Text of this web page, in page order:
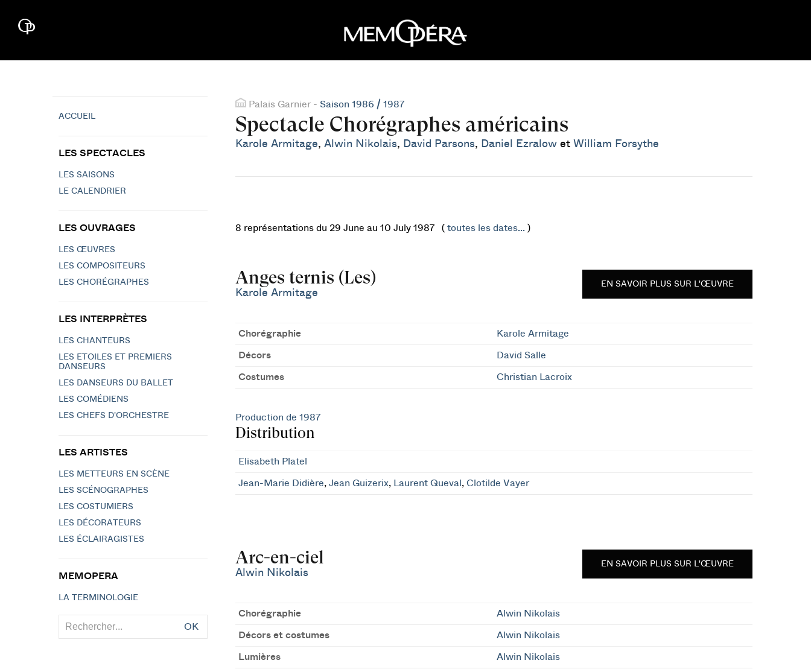
Palais Garnier - Saison 1986 / 1987
Spectacle Chorégraphes américains
Karole Armitage, Alwin Nikolais, David Parsons, Daniel Ezralowet William Forsythe
8 représentations du 29 June au 10 July 1987 ( toutes les dates...)
Anges ternis (Les)
Karole Armitage
EN SAVOIR PLUS SUR L'ŒUVRE
Chorégraphie Karole Armitage
Décors David Salle
Costumes Christian Lacroix
Production de 1987
Distribution
Elisabeth Platel
Jean-Marie Didière, Jean Guizerix, Laurent Queval , Clotilde Vayer
Arc-en-ciel
Alwin Nikolais
EN SAVOIR PLUS SUR L'ŒUVRE
Chorégraphie Alwin Nikolais
Décors et costumes Alwin Nikolais
Lumières Alwin Nikolais
ACCUEIL
LES SPECTACLES
LES SAISONS
LE CALENDRIER
LES OUVRAGES
LES ŒUVRES
LES COMPOSITEURS
LES CHORÉGRAPHES
LES INTERPRÈTES
LES CHANTEURS
LES ETOILES ET PREMIERS
DANSEURS
LES DANSEURS DU BALLET
LES COMÉDIENS
LES CHEFS D'ORCHESTRE
LES ARTISTES
LES METTEURS EN SCÈNE
LES SCÉNOGRAPHES
LES COSTUMIERS
LES DÉCORATEURS
LES ÉCLAIRAGISTES
MEMOPERA
LA TERMINOLOGIE
OK